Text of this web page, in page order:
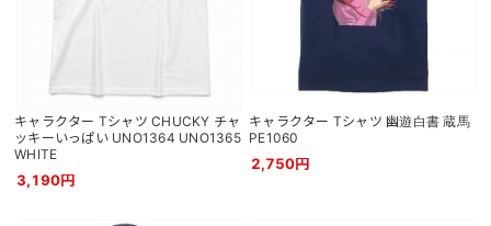
キャラクター Tシャツ CHUCKY チャ
ッキーいっぱい UNO1364 UNO1365
WHITE
3,190円
キャラクター Tシャツ 幽遊白書 蔵馬
PE1060
2,750円